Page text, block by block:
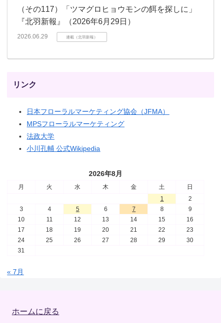
（その117）「ツマグロヒョウモンの餌を探しに」
『北羽新報』（2026年6月29日）
2026.06.29 連載（北羽新報）
リンク
日本フローラルマーケティング協会（JFMA）
MPSフローラルマーケティング
法政大学
小川孔輔 公式Wikipedia
2026年8月
月 火 水 木 金 土
日
1
2
3
4 5 6 7 8
9
10
11 12 13 14 15
16
17
18 19 20 21 22
23
24
25 26 27 28 29
30
31
« 7月
ホームに戻る